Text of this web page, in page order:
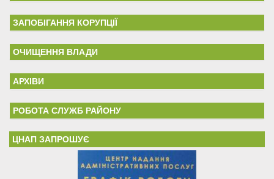
ЗАПОБІГАННЯ КОРУПЦІЇ
ОЧИЩЕННЯ ВЛАДИ
АРХІВИ
РОБОТА СЛУЖБ РАЙОНУ
ЦНАП ЗАПРОШУЄ